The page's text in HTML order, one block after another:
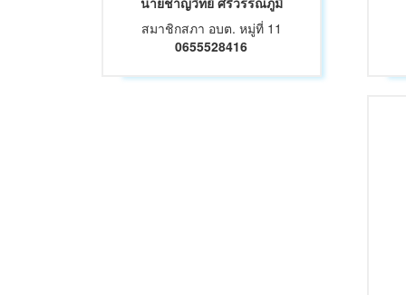
สมาชิกสภา อบต. หมู่ที่ 11
0655528416